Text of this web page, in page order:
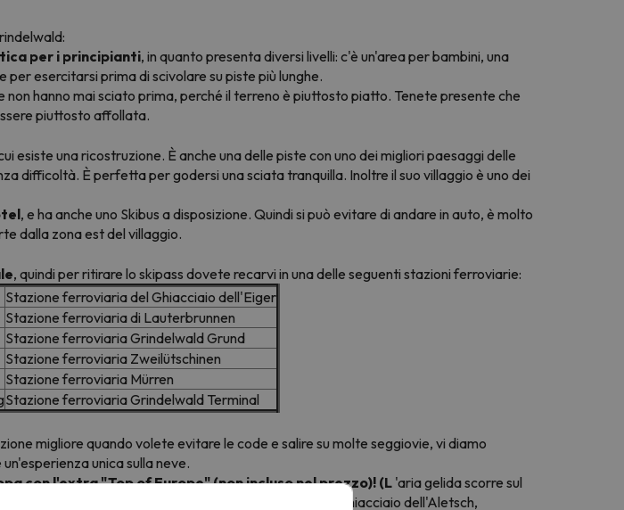
per i principianti, in quanto presenta diversi livelli: c'è un'area per bambini, una
esercitarsi prima di scivolare su piste più lunghe.
hanno mai sciato prima, perché il terreno è piuttosto piatto. Tenete presente che
piuttosto affollata.
esiste una ricostruzione. È anche una delle piste con uno dei migliori paesaggi delle
difficoltà. È perfetta per godersi una sciata tranquilla. Inoltre il suo villaggio è uno dei
, e ha anche uno Skibus a disposizione. Quindi si può evitare di andare in auto, è molto
dalla zona est del villaggio.
, quindi per ritirare lo skipass dovete recarvi in una delle seguenti stazioni ferroviarie:
Stazione ferroviaria del Ghiacciaio dell'Eiger
Stazione ferroviaria di Lauterbrunnen
Stazione ferroviaria Grindelwald Grund
Stazione ferroviaria Zweilütschinen
Stazione ferroviaria Mürren
Stazione ferroviaria Grindelwald Terminal
migliore quando volete evitare le code e salire su molte seggiovie, vi diamo
un'esperienza unica sulla neve.
con l'extra "Top of Europe" (non incluso nel prezzo)! (L 'aria gelida scorre sul
da un lato, la vista dal Mittelland ai Vosgi, dall'altro, il ghiacciaio dell'Aletsch,